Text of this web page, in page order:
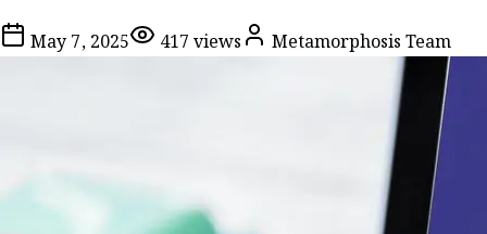
May 7, 2025 417 views Metamorphosis Team